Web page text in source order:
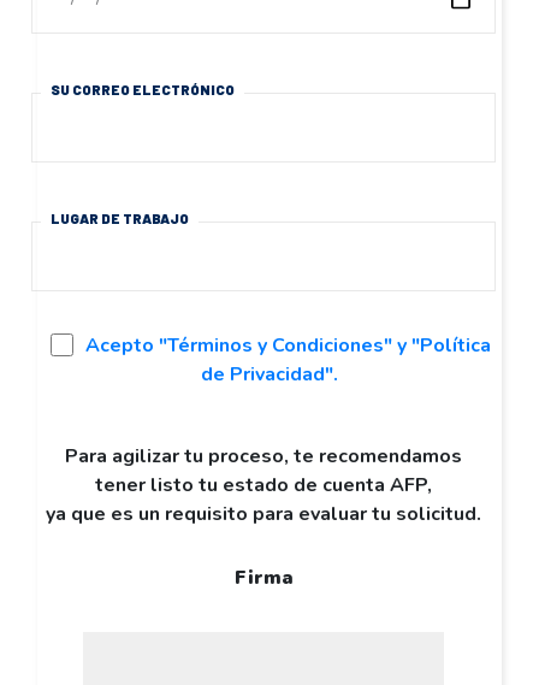
SU CORREO ELECTRÓNICO
LUGAR DE TRABAJO
Acepto "Términos y Condiciones" y "Política
de Privacidad".
Para agilizar tu proceso, te recomendamos
tener listo tu estado de cuenta AFP,
ya que es un requisito para evaluar tu solicitud.
Firma